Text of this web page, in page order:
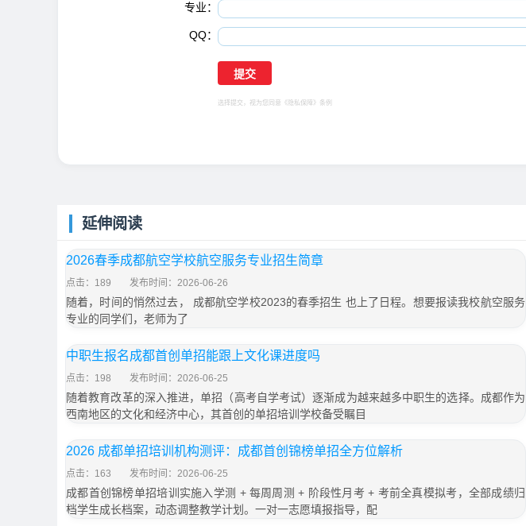
专业：
QQ：
选择提交，视为您同意 《隐私保障》 条例
延伸阅读
2026春季成都航空学校航空服务专业招生简章
点击：189 发布时间：2026-06-26
随着，时间的悄然过去， 成都航空学校2023的春季招生 也上了日程。想要报读我校航空服务
专业的同学们，老师为了
中职生报名成都首创单招能跟上文化课进度吗
点击：198 发布时间：2026-06-25
随着教育改革的深入推进，单招（高考自学考试）逐渐成为越来越多中职生的选择。成都作为
西南地区的文化和经济中心，其首创的单招培训学校备受瞩目
2026 成都单招培训机构测评：成都首创锦榜单招全方位解析
点击：163 发布时间：2026-06-25
成都首创锦榜单招培训实施入学测 + 每周周测 + 阶段性月考 + 考前全真模拟考，全部成绩归
档学生成长档案，动态调整教学计划。一对一志愿填报指导，配